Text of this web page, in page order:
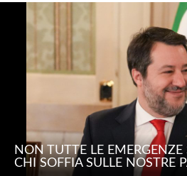
NON TUTTE LE EMERGENZE
CHI SOFFIA SULLE NOSTRE